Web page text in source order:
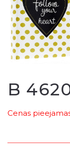
B
Cenas